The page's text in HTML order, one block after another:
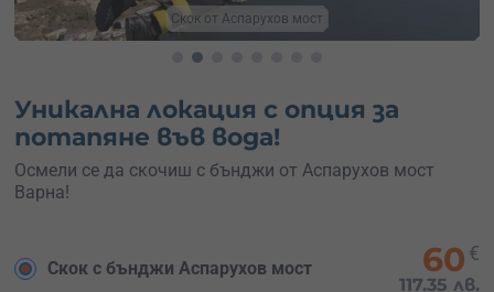
Бънджи Аспарухов мост
Уникална локация с опция за
потапяне във вода!
Осмели се да скочиш с бънджи от Аспарухов мост
Варна!
Скок с бънджи Аспарухов мост 60 €
117.35 лв.